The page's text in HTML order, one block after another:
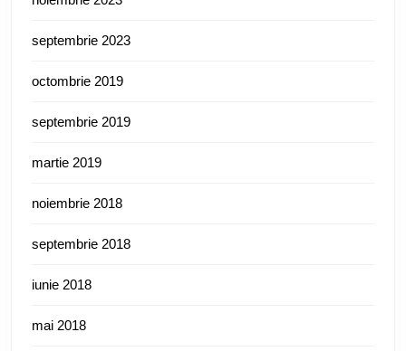
septembrie 2023
octombrie 2019
septembrie 2019
martie 2019
noiembrie 2018
septembrie 2018
iunie 2018
mai 2018